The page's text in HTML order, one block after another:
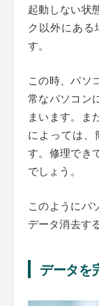
起動しない状
ク以外にあ
す。
この時、パソ
常なパソコン
まいます。ま
によっては、
す。修理でき
でしょう。
このようにパ
データ消去す
データを